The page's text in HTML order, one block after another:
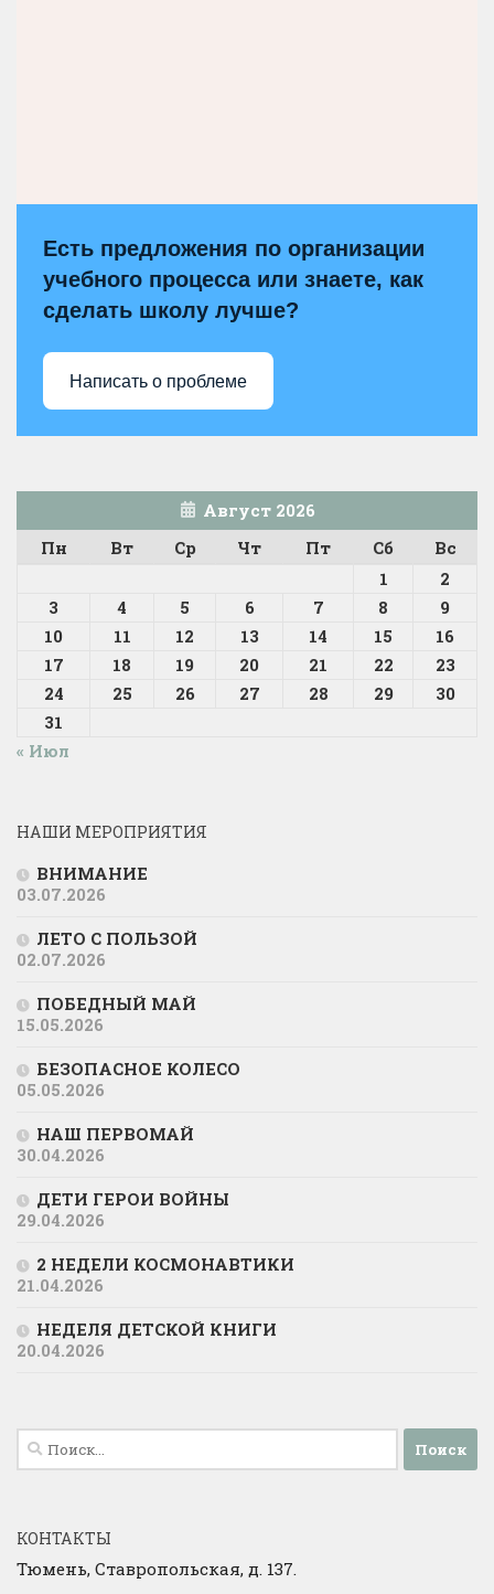
Есть предложения по организации
учебного процесса или знаете, как
сделать школу лучше?
Написать о проблеме
Август 2026
Пн
Вт Ср Чт Пт Сб
Вс
1
2
3
4 5 6 7 8
9
10
11 12 13 14 15
16
17
18 19 20 21 22
23
24
25 26 27 28 29
30
31
« Июл
НАШИ МЕРОПРИЯТИЯ
ВНИМАНИЕ
03.07.2026
ЛЕТО С ПОЛЬЗОЙ
02.07.2026
ПОБЕДНЫЙ МАЙ
15.05.2026
БЕЗОПАСНОЕ КОЛЕСО
05.05.2026
НАШ ПЕРВОМАЙ
30.04.2026
ДЕТИ ГЕРОИ ВОЙНЫ
29.04.2026
2 НЕДЕЛИ КОСМОНАВТИКИ
21.04.2026
НЕДЕЛЯ ДЕТСКОЙ КНИГИ
20.04.2026
Найти:
КОНТАКТЫ
Тюмень, Ставропольская, д. 137.